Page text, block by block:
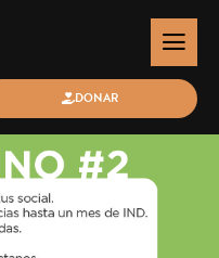
DONAR